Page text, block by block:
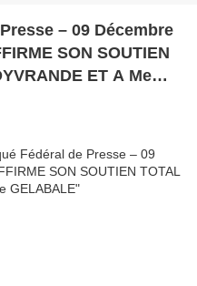
– 09 Décembre
SON SOUTIEN